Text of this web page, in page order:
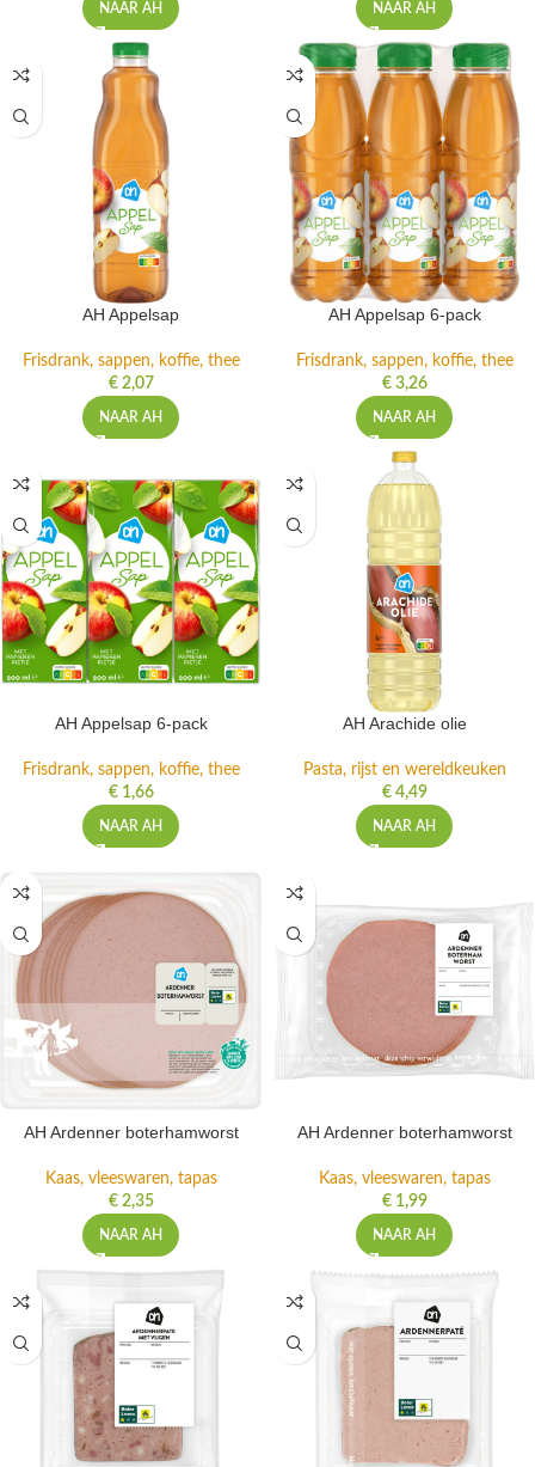
NAAR AH NAAR AH
AH Appelsap
Frisdrank, sappen, koffie, thee
€2,07
NAAR AH
AH Appelsap 6-pack
Frisdrank, sappen, koffie, thee
€3,26
NAAR AH
AH Appelsap 6-pack
Frisdrank, sappen, koffie, thee
€1,66
NAAR AH
AH Arachide olie
Pasta, rijst en wereldkeuken
€4,49
NAAR AH
AH Ardenner boterhamworst
Kaas, vleeswaren, tapas
€2,35
NAAR AH
AH Ardenner boterhamworst
Kaas, vleeswaren, tapas
€1,99
NAAR AH